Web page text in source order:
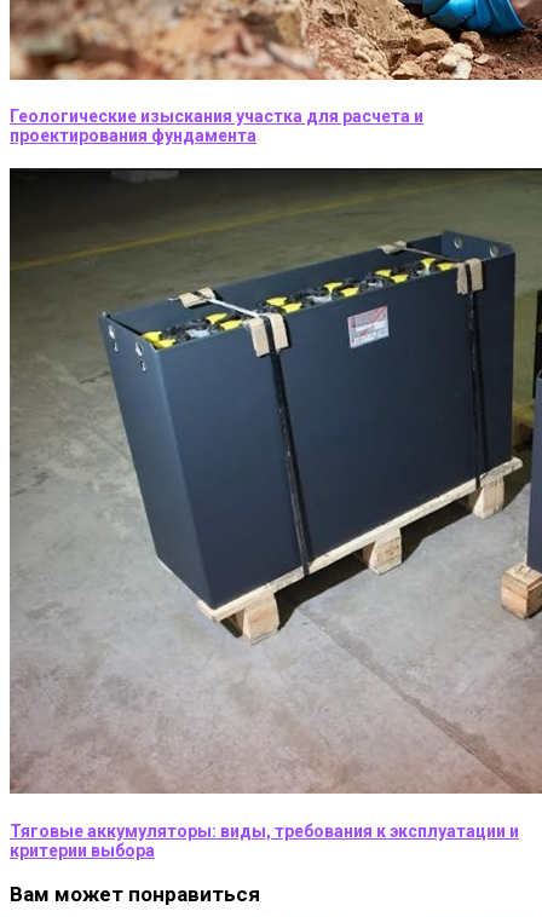
Геологические изыскания участка для расчета и
проектирования фундамента
Тяговые аккумуляторы: виды, требования к эксплуатации и
критерии выбора
Вам может понравиться